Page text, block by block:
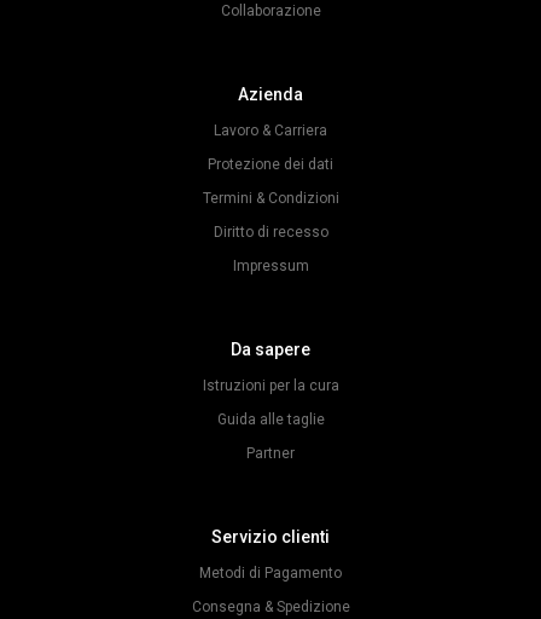
Collaborazione
Azienda
Lavoro & Carriera
Protezione dei dati
Termini & Condizioni
Diritto di recesso
Impressum
Da sapere
Istruzioni per la cura
Guida alle taglie
Partner
Servizio clienti
Metodi di Pagamento
Consegna & Spedizione